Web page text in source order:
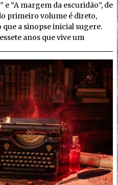
“A margem da escuridão”, de
primeiro volume é direto,
a sinopse inicial sugere.
anos que vive um